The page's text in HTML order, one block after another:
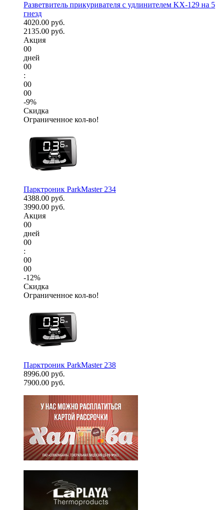
Разветвитель прикуривателя с удлинителем KX-129 на 5
гнезд
4020.00 руб.
2135.00 руб.
Акция
00
дней
00
:
00
00
-9%
Скидка
Ограниченное кол-во!
Парктроник ParkMaster 234
4388.00 руб.
3990.00 руб.
Акция
00
дней
00
:
00
00
-12%
Скидка
Ограниченное кол-во!
Парктроник ParkMaster 238
8996.00 руб.
7900.00 руб.